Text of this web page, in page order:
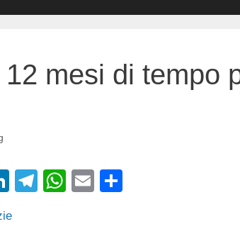
12 mesi di tempo
Li
k
T
W
E